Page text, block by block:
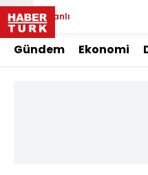
Canlı
Gündem Ekonomi